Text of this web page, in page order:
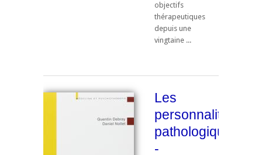
objectifs
thérapeutiques
depuis une
vingtaine ...
Les
personnalités
pathologiques
-